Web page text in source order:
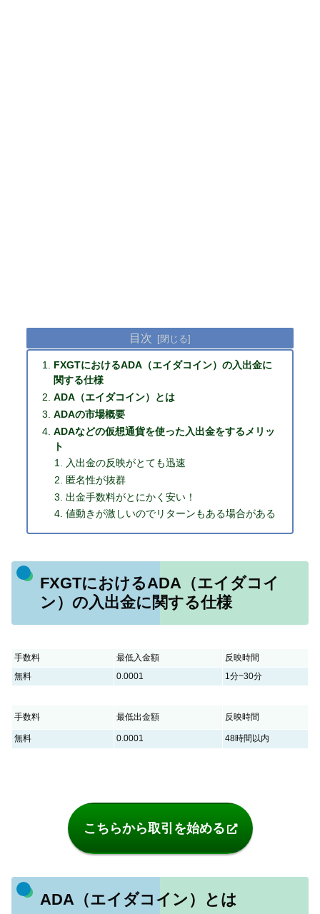
目次
FXGTにおけるADA（エイダコイン）の入出金に
関する仕様
ADA（エイダコイン）とは
ADAの市場概要
ADAなどの仮想通貨を使った入出金をするメリッ
ト
入出金の反映がとても迅速
匿名性が抜群
出金手数料がとにかく安い！
値動きが激しいのでリターンもある場合がある
FXGTにおけるADA（エイダコイ
ン）の入出金に関する仕様
手数料 最低入金額
反映時間
無料
0.0001 1分~30分
手数料 最低出金額 反映時間
無料 0.0001 48時間以内
こちらから取引を始める
ADA（エイダコイン）とは